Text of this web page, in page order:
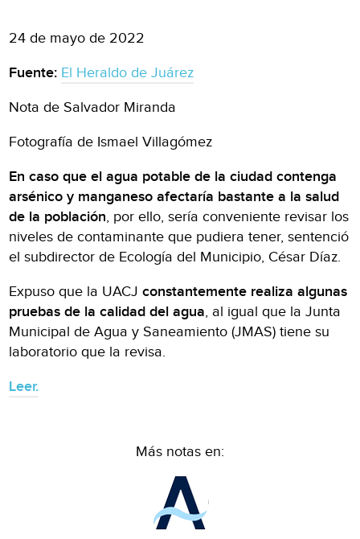
24 de mayo de 2022
Fuente: El Heraldo de Juárez
Nota de Salvador Miranda
Fotografía de Ismael Villagómez
En caso que el agua potable de la ciudad contenga
arsénico y manganeso afectaría bastante a la salud
de la población, por ello, sería conveniente revisar los
niveles de contaminante que pudiera tener, sentenció
el subdirector de Ecología del Municipio, César Díaz.
Expuso que la UACJconstantemente realiza algunas
pruebas de la calidad del agua, al igual que la Junta
Municipal de Agua y Saneamiento (JMAS) tiene su
laboratorio que la revisa.
Leer.
Más notas en: